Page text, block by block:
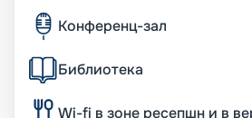
Конференц-зал
Библиотека
Wi-fi в зоне ресепшн и в